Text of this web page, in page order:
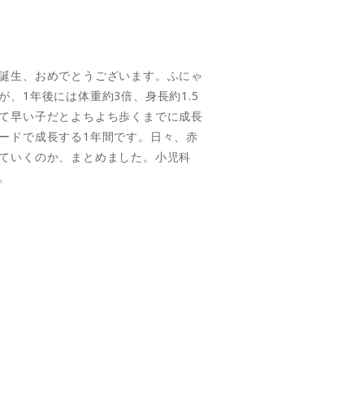
生、おめでとうございます。ふにゃ
、1年後には体重約3倍、身長約1.5
早い子だとよちよち歩くまでに成長
ドで成長する1年間です。日々、赤
いくのか、まとめました。小児科